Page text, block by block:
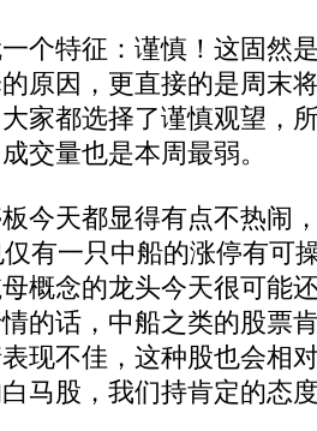
特征：谨慎！这固然
原因，更直接的是周末
家都选择了谨慎观望，
交量也是本周最弱。
天都显得有点不热闹
有一只中船的涨停有可
概念的龙头今天很可能
的话，中船之类的股票
现不佳，这种股也会相
马股，我们持肯定的态